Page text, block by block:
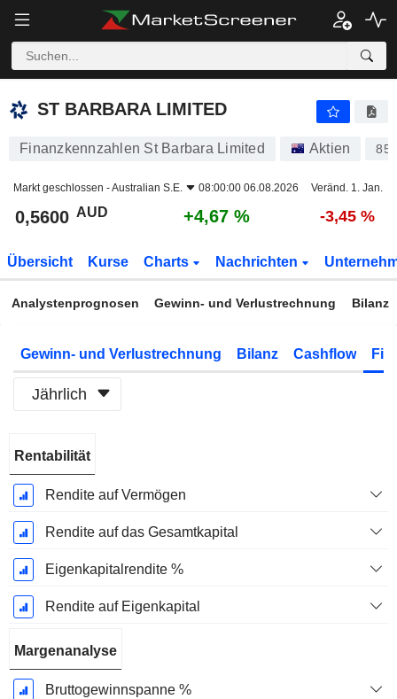
ST BARBARA LIMITED
ST BARBARA LIMITED
Finanzkennzahlen St Barbara Limited Aktien
Markt geschlossen -Australian S.E. 08:00:00 06.08.2026 Veränd. 1. Jan.
0,5600 AUD +4,67 % -3,45 %
Übersicht Kurse Charts Nachrichten
Analystenprognosen Gewinn- und Verlustrechnung Bilanz
Gewinn- und Verlustrechnung Bilanz Cashflow
Jährlich
Geschäftsjahres:
Rentabilität
Rendite auf Vermögen
Rendite auf das Gesamtkapital
Eigenkapitalrendite %
Rendite auf Eigenkapital
Margenanalyse
Bruttogewinnspanne %